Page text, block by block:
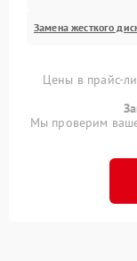
Замена жесткого
Цены в прайс-
Мы проверим